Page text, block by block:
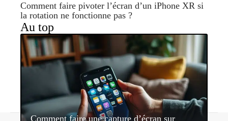
Comment faire pivoter l’écran d’un iPhone XR si
la rotation ne fonctionne pas ?
Au top
Comment faire une capture d’écran sur